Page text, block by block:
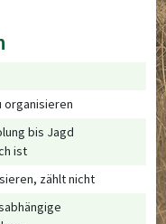
organisieren
bis Jagd
ist
zählt nicht